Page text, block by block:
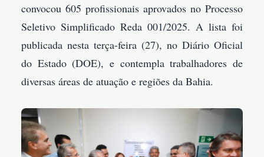
convocou 605 profissionais aprovados no Processo
Seletivo Simplificado Reda 001/2025. A lista foi
publicada nesta terça-feira (27), no Diário Oficial
do Estado (DOE), e contempla trabalhadores de
diversas áreas de atuação e regiões da Bahia.